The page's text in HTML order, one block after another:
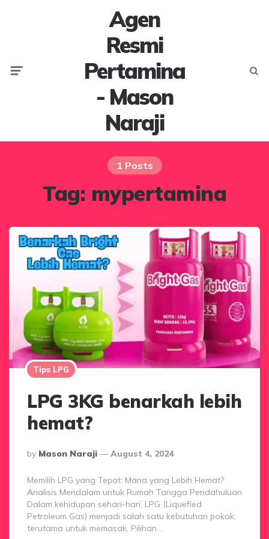
Agen
Resmi
Pertamina
- Mason
Naraji
1 Posts
Tag: mypertamina
Tips LPG
LPG 3KG benarkah lebih
hemat?
Posted
By
By Mason Naraji August 4, 2024
Memilih LPG yang Tepat: Mana yang Lebih Hemat?
Analisis Mendalam untuk Rumah Tangga Pendahuluan
Dalam kehidupan sehari-hari, LPG (Liquefied
Petroleum Gas) menjadi salah satu kebutuhan pokok,
terutama untuk memasak. Pilihan…